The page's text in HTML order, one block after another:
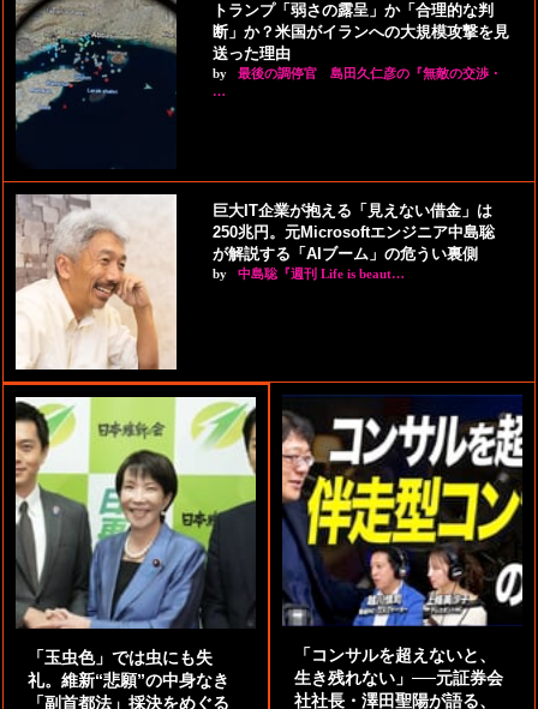
トランプ「弱さの露呈」か「合理的な判
断」か？米国がイランへの大規模攻撃を見
送った理由
by
最後の調停官 島田久仁彦の『無敵の交渉・
…
巨大IT企業が抱える「見えない借金」は
250兆円。元Microsoftエンジニア中島聡
が解説する「AIブーム」の危うい裏側
by 中島聡『週刊 Life is beaut…
「玉虫色」では虫にも失
礼。維新“悲願”の中身なき
「副首都法」採決をめぐる
「コンサルを超えないと、
生き残れない」──元証券会
社社長・澤田聖陽が語る、